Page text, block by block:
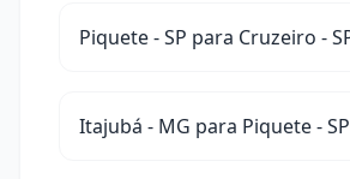
Piquete - SP para Cruzeiro -
Itajubá - MG para Piquete - SP